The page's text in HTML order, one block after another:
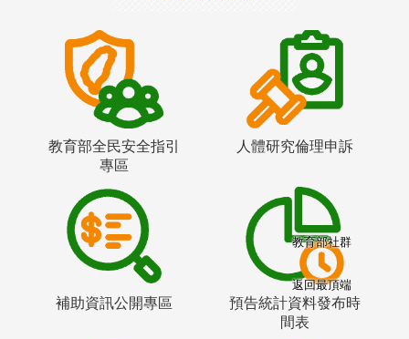
教育部全民安全指引
專區
人體研究倫理申訴
補助資訊公開專區
預告統計資料發布時
間表
教育部社群
返回最頂端